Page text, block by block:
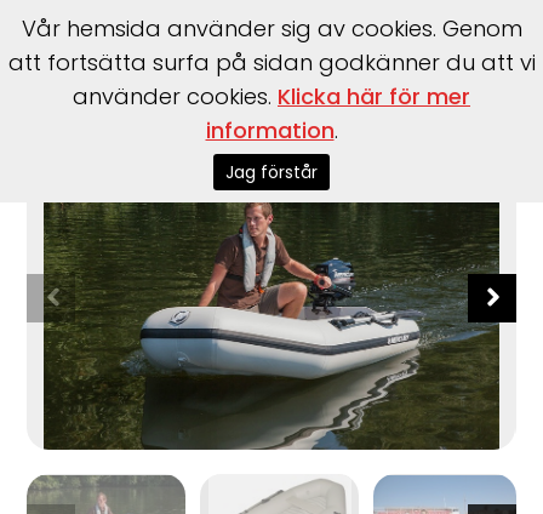
Quicksilver-gummibåtar
Vår hemsida använder sig av cookies. Genom
att fortsätta surfa på sidan godkänner du att vi
använder cookies. Klicka här för mer
information.
Jag förstår